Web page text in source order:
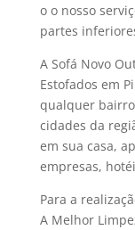
o o nosso
partes
A Sofá Novo
Estofados em
qualquer
cidades da
em sua casa,
empresas,
Para a
A Melhor